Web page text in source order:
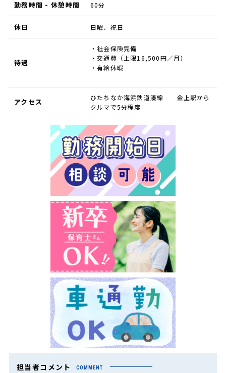
勤務時間 - 休憩時間 60分
休日 日曜、祝日
待遇
・社会保険完備
・交通費（上限16,500円／月）
・有給休暇
アクセス
ひたちなか海浜鉄道湊線 金上駅から
クルマで5分程度
担当者コメント COMMENT